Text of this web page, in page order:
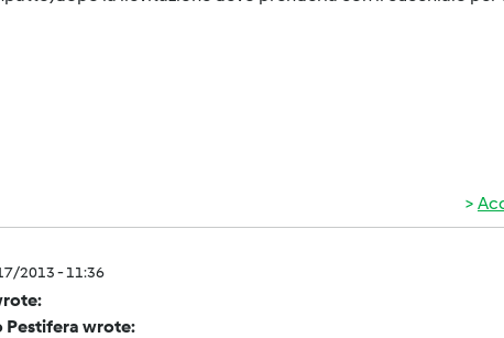
2013 - 11:36
Pestifera wrote: